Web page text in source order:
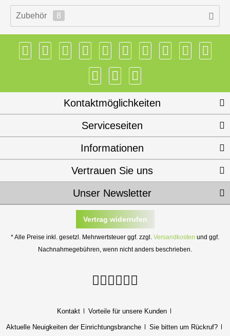
Zubehör 8
Kontaktmöglichkeiten
Serviceseiten
Informationen
Unser Newsletter
Vertrauen Sie uns
Vertrag widerrufen
* Alle Preise inkl. gesetzl. Mehrwertsteuer ggf. zzgl. Versandkosten und ggf.
Nachnahmegebühren, wenn nicht anders beschrieben.
Kontakt Vorteile für unsere Kunden
Aktuelle Neuigkeiten der Einrichtungsbranche Sie bitten um Rückruf?